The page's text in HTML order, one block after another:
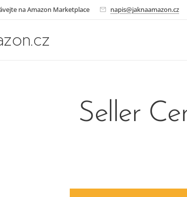
na Amazon Marketplace napis@jaknaamazon.cz
Seller